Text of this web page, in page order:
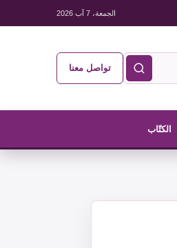
الجمعة، 7 آب 2026
تواصل معنا
الكتّاب